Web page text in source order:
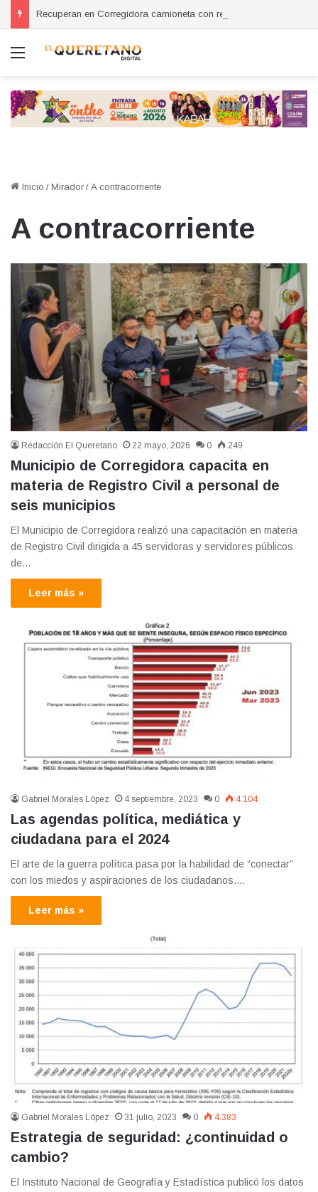
Menú
Inicio / Mirador / A contracorriente
A contracorriente
Redacción El Queretano 22 mayo, 2026 0 249
Municipio de Corregidora capacita en
materia de Registro Civil a personal de
seis municipios
El Municipio de Corregidora realizó una capacitación en materia
de Registro Civil dirigida a 45 servidoras y servidores públicos
de…
Leer más »
Gabriel Morales López 4 septiembre, 2023 0 4.104
Las agendas política, mediática y
ciudadana para el 2024
El arte de la guerra política pasa por la habilidad de “conectar”
con los miedos y aspiraciones de los ciudadanos.…
Leer más »
Gabriel Morales López 31 julio, 2023 0 4.383
Estrategia de seguridad: ¿continuidad o
cambio?
El Instituto Nacional de Geografía y Estadística publicó los datos